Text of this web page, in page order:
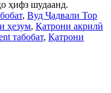
ҳифз шудаанд.
, Вуд Ҷадвали Top
ҳезум, Қатрони акрилӣ
табобат, Қатрони